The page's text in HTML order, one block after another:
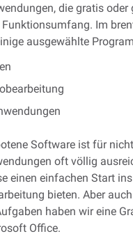
die gratis oder
Funktionsumfang. Im
ausgewählte
Software ist für nicht
oft völlig
einen einfachen Start
bieten. Aber
haben wir eine
Office.